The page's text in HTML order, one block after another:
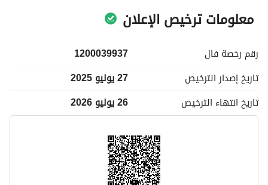
معلومات ترخيص الإعلان
رقم رخصة فال
1200039937
تاريخ إصدار الترخيص
27 يوليو 2025
تاريخ انتهاء الترخيص 26 يوليو 2026